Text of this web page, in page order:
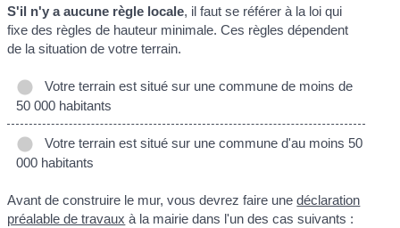
S'il n'y a aucune règle locale, il faut se référer à la loi qui
fixe des règles de hauteur minimale. Ces règles dépendent
de la situation de votre terrain.
Votre terrain est situé sur une commune de moins de
50 000 habitants
Votre terrain est situé sur une commune d'au moins 50
000 habitants
Avant de construire le mur, vous devrez faire unedéclaration
préalable de travaux à la mairie dans l'un des cas suivants :